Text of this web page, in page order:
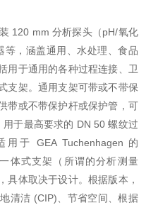
120 mm 分析探头（pH/氧化
等，涵盖通用、水处理、食品
用于通用的各种过程连接、卫
支架。通用支架可带或不带保
带或不带保护杆或保护管，可
于最高要求的 DN 50 螺纹过
于 GEA Tuchenhagen 的
体式支架（所谓的分析测量
具体取决于设计。根据版本，
清洁 (CIP)、节省空间、根据